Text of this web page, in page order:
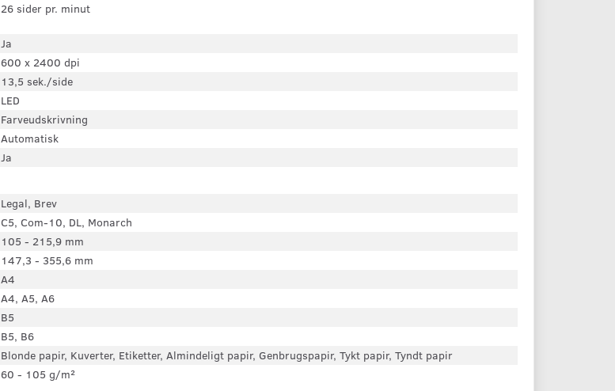
26 sider pr. minut
Ja
600 x 2400 dpi
13,5 sek./side
LED
Farveudskrivning
Automatisk
Ja
Legal, Brev
C5, Com-10, DL, Monarch
105 - 215,9 mm
147,3 - 355,6 mm
A4
A4, A5, A6
B5
B5, B6
Blonde papir, Kuverter, Etiketter, Almindeligt papir, Genbrugspapir, Tykt papir, Tyndt papir
60 - 105 g/m²